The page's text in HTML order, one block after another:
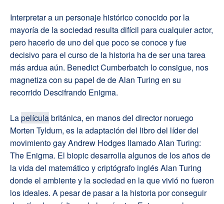
Interpretar a un personaje histórico conocido por la
mayoría de la sociedad resulta difícil para cualquier actor,
pero hacerlo de uno del que poco se conoce y fue
decisivo para el curso de la historia ha de ser una tarea
más ardua aún. Benedict Cumberbatch lo consigue, nos
magnetiza con su papel de de Alan Turing en su
recorrido Descifrando Enigma.
Lapelículabritánica, en manos del director noruego
Morten Tyldum, es la adaptación del libro del líder del
movimiento gay Andrew Hodges llamado Alan Turing:
The Enigma. El biopic desarrolla algunos de los años de
la vida del matemático y criptógrafo inglés Alan Turing
donde el ambiente y la sociedad en la que vivió no fueron
los ideales. A pesar de pasar a la historia por conseguir